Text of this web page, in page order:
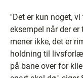
''Det er kun noget,
eksempel når der
mener ikke, det er
holdning til
på bane over for